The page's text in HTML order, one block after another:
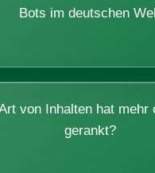
Bots im deutschen
von Inhalten hat mehr
gerankt?